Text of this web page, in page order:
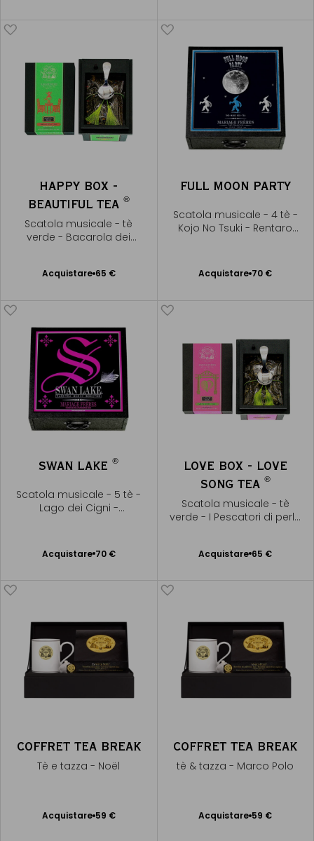
HAPPY BOX -
BEAUTIFUL TEA ®
Scatola musicale - tè
verde - Bacarola dei
Acquistare 65 €
Aggiungere
FULL MOON PARTY
Scatola musicale - 4 tè -
Kojo No Tsuki - Rentaro
Acquistare 70 €
Aggiungere
SWAN LAKE®
Scatola musicale - 5 tè -
Lago dei Cigni -
Acquistare 70 €
Aggiungere
LOVE BOX - LOVE
SONG TEA ®
Scatola musicale - tè
verde - I Pescatori di perle
Acquistare 65 €
Aggiungere
COFFRET TEA BREAK
Tè e tazza - Noël
Acquistare 59 €
Aggiungere
COFFRET TEA BREAK
tè & tazza - Marco Polo
Acquistare 59 €
Aggiungere